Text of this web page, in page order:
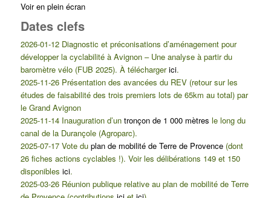
Voir en plein écran
Dates clefs
2026-01-12 Diagnostic et préconisations d’aménagement pour
développer la cyclabilité à Avignon – Une analyse à partir du
baromètre vélo (FUB 2025). À téléchargerici.
2025-11-26 Présentation des avancées du REV (retour sur les
études de faisabilité des trois premiers lots de 65km au total) par
le Grand Avignon
2025-11-14 Inauguration d’un tronçon de 1 000 mètres le long du
canal de la Durançole (Agroparc).
2025-07-17 Vote du plan de mobilité de Terre de Provence(dont
26 fiches actions cyclables !). Voir les délibérations 149 et 150
disponibles ici.
2025-03-26 Réunion publique relative au plan de mobilité de Terre